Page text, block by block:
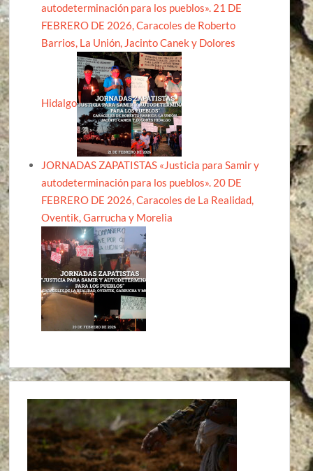
autodeterminación para los pueblos». 21 DE
FEBRERO DE 2026, Caracoles de Roberto
Barrios, La Unión, Jacinto Canek y Dolores
Hidalgo
JORNADAS ZAPATISTAS «Justicia para Samir y
autodeterminación para los pueblos». 20 DE
FEBRERO DE 2026, Caracoles de La Realidad,
Oventik, Garrucha y Morelia